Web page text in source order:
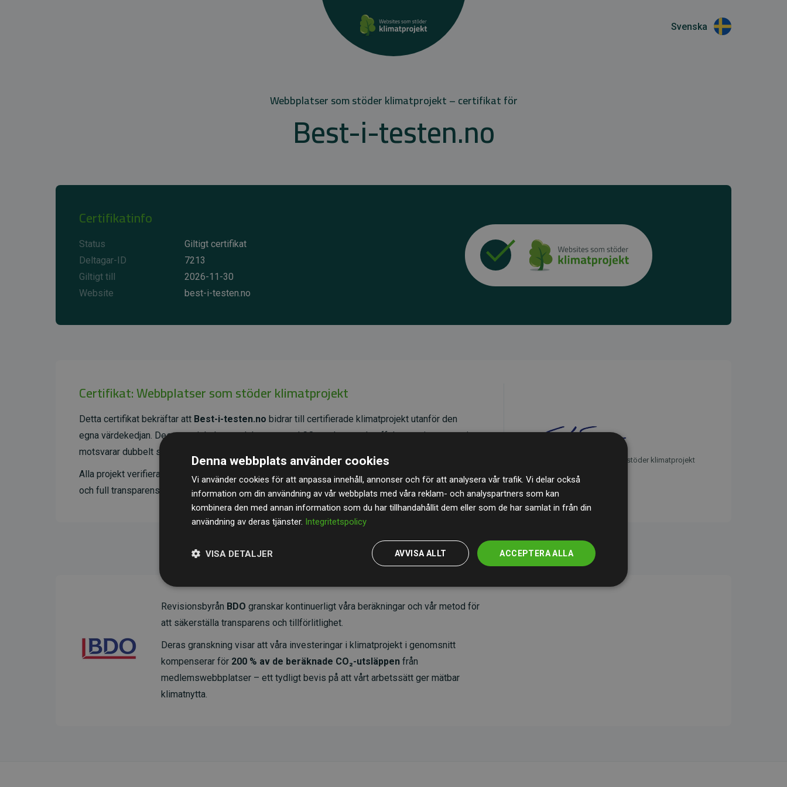
Svenska
Webbplatser som stöder klimatprojekt – certifikat för
Best-i-testen.no
Certifikatinfo
Status
Giltigt certifikat
Deltagar-ID
7213
Giltigt till
2026-11-30
Website
best-i-testen.no
Certifikat: Webbplatser som stöder klimatprojekt
Detta certifikat bekräftar att Best-i-testen.no bidrar till certifierade klimatprojekt utanför den
egna värdekedjan. Dessa projekt har en dokumenterad CO₂-reducerande effekt som i genomsnitt
motsvarar dubbelt så mycket CO₂ som webbplatsens beräknade utsläpp.
Alla projekt verifieras genom Gold Standard
, vilket säkerställer hög kvalitet, faktisk klimatnytta
och full transparens. Du kan läsa mer om de specifika projektenhär.
initiativet Webbplatser som stöder klimatprojekt
Revisionsbyrån BDO granskar kontinuerligt våra beräkningar och vår metod för
att säkerställa transparens och tillförlitlighet.
Deras granskning visar att våra investeringar i klimatprojekt i genomsnitt
kompenserar för 200 % av de beräknade CO₂-utsläppen från
medlemswebbplatser – ett tydligt bevis på att vårt arbetssätt ger mätbar
klimatnytta.
Denna webbplats använder cookies
Vi använder cookies för att anpassa innehåll, annonser och för att analysera vår trafik. Vi delar också
information om din användning av vår webbplats med våra reklam- och analyspartners som kan
kombinera den med annan information som du har tillhandahållit dem eller som de har samlat in från din
användning av deras tjänster. Integritetspolicy
ACCEPTERA ALLA
AVVISA ALLT
VISA DETALJER